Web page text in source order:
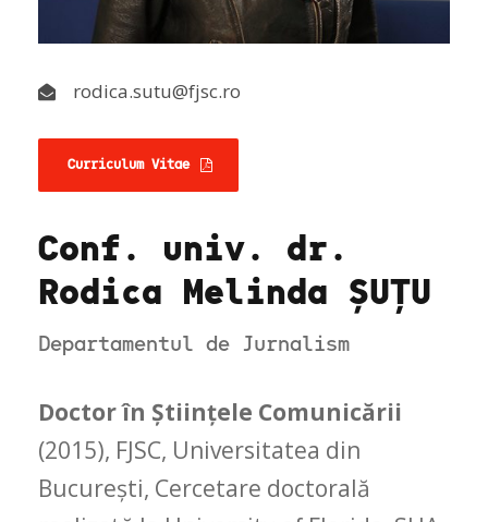
rodica.sutu@fjsc.ro
Curriculum Vitae
Conf. univ. dr.
Rodica Melinda ȘUȚU
Departamentul de Jurnalism
Doctor în Științele Comunicării
(2015), FJSC, Universitatea din
București, Cercetare doctorală